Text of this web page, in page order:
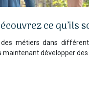
ce qu’ils
métiers dans
développer